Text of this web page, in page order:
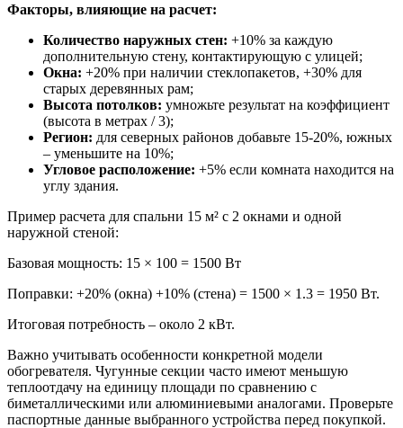
Факторы, влияющие на расчет:
Количество наружных стен: +10% за каждую
дополнительную стену, контактирующую с улицей;
Окна: +20% при наличии стеклопакетов, +30% для
старых деревянных рам;
Высота потолков: умножьте результат на коэффициент
(высота в метрах / 3);
Регион: для северных районов добавьте 15-20%, южных
– уменьшите на 10%;
Угловое расположение: +5% если комната находится на
углу здания.
Пример расчета для спальни 15 м² с 2 окнами и одной
наружной стеной:
Базовая мощность: 15 × 100 = 1500 Вт
Поправки: +20% (окна) +10% (стена) = 1500 × 1.3 = 1950 Вт.
Итоговая потребность – около 2 кВт.
Важно учитывать особенности конкретной модели
обогревателя. Чугунные секции часто имеют меньшую
теплоотдачу на единицу площади по сравнению с
биметаллическими или алюминиевыми аналогами. Проверьте
паспортные данные выбранного устройства перед покупкой.